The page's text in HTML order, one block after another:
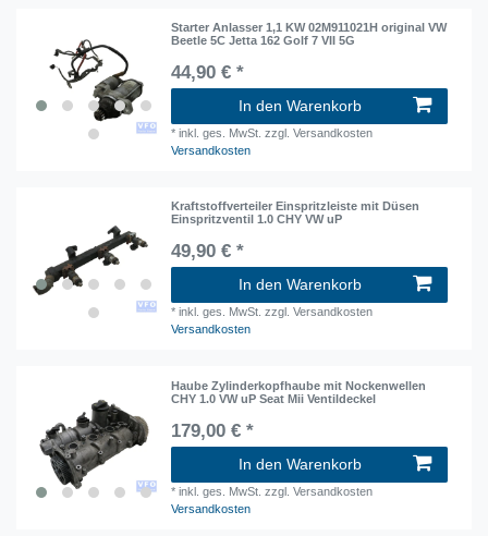
Starter Anlasser 1,1 KW 02M911021H original VW
Beetle 5C Jetta 162 Golf 7 VII 5G
44,90 € *
In den Warenkorb
*inkl. ges. MwSt. zzgl. Versandkosten
Versandkosten
Kraftstoffverteiler Einspritzleiste mit Düsen
Einspritzventil 1.0 CHY VW uP
49,90 € *
In den Warenkorb
*inkl. ges. MwSt. zzgl. Versandkosten
Versandkosten
Haube Zylinderkopfhaube mit Nockenwellen
CHY 1.0 VW uP Seat Mii Ventildeckel
179,00 € *
In den Warenkorb
*inkl. ges. MwSt. zzgl. Versandkosten
Versandkosten